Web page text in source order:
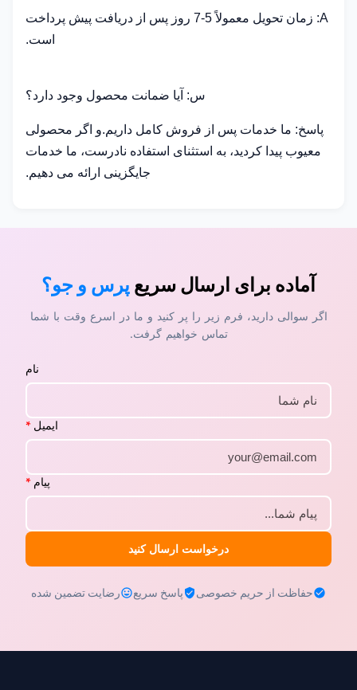
A: زمان تحویل معمولاً 5-7 روز پس از دریافت پیش پرداخت
است.
س: آیا ضمانت محصول وجود دارد؟
پاسخ: ما خدمات پس از فروش کامل داریم.و اگر محصولی
معیوب پیدا کردید، به استثنای استفاده نادرست، ما خدمات
جایگزینی ارائه می دهیم.
آماده برای ارسال سریع پرس و جو؟
اگر سوالی دارید، فرم زیر را پر کنید و ما در اسرع وقت با شما
تماس خواهیم گرفت.
نام
ایمیل *
پیام *
درخواست ارسال کنید
حفاظت از حریم خصوصی پاسخ سریع رضایت تضمین شده